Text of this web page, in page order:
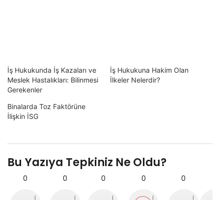
İş Hukukunda İş Kazaları ve
Meslek Hastalıkları: Bilinmesi
Gerekenler
İş Hukukuna Hakim Olan
İlkeler Nelerdir?
Binalarda Toz Faktörüne
İlişkin İSG
Bu Yazıya Tepkiniz Ne Oldu?
0 0 0 0 0